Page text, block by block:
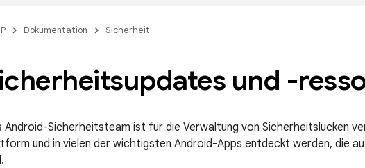
Dokumentation Sicherheit
und -
Android-Sicherheitsteam ist für die Verwaltung von Sicherheitslücken
und in vielen der wichtigsten Android-Apps entdeckt werden, die